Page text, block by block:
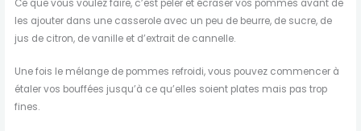
Ce que vous voulez faire, c’est peler et écraser vos pommes avant de
les ajouter dans une casserole avec un peu de beurre, de sucre, de
jus de citron, de vanille et d’extrait de cannelle.
Une fois le mélange de pommes refroidi, vous pouvez commencer à
étaler vos bouffées jusqu’à ce qu’elles soient plates mais pas trop
fines.